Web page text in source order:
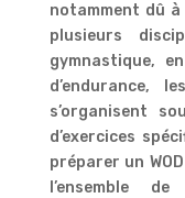
notamment dû
plusieurs
gymnastique,
d’endurance,
s’organisent
d’exercices
préparer un
l’ensemble